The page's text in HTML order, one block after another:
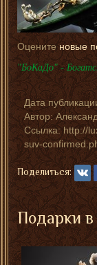
Оценитеновые
"БоКаДо" -
Дата
Автор:
Ссылка: http://
suv-
Поделиться:
Подарки